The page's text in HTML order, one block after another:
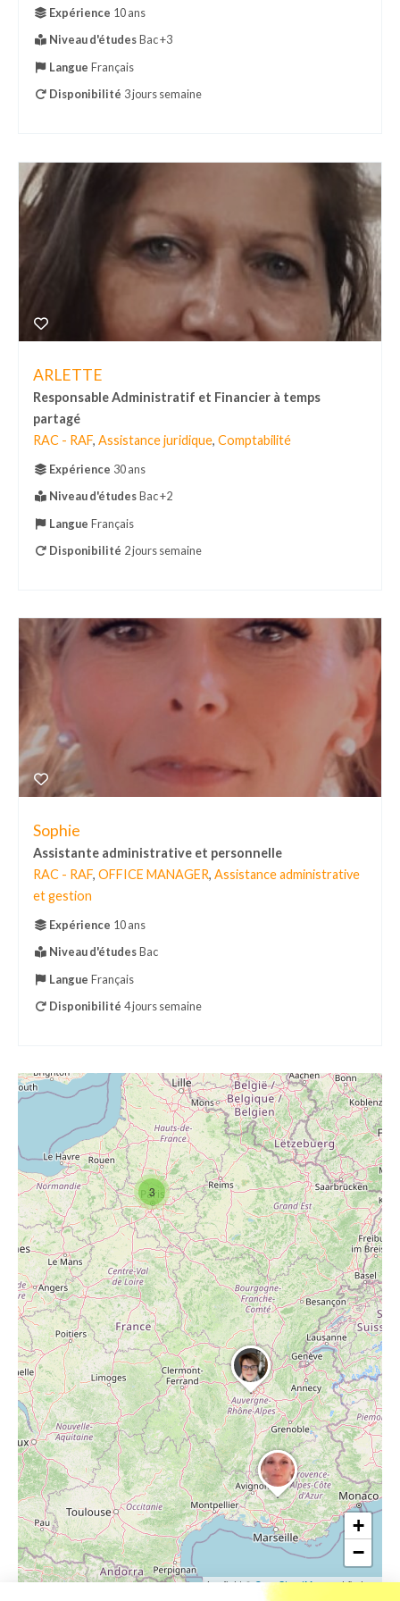
Expérience 10 ans
Niveau d'études Bac +3
Langue Français
Disponibilité 3 jours semaine
ARLETTE
Responsable Administratif et Financier à temps
partagé
RAC - RAF, Assistance juridique, Comptabilité
Expérience 30 ans
Niveau d'étudesBac +2
Langue Français
Disponibilité 2 jours semaine
Sophie
Assistante administrative et personnelle
RAC - RAF, OFFICE MANAGER, Assistance administrative
et gestion
Expérience 10 ans
Niveau d'étudesBac
Langue Français
Disponibilité 4 jours semaine
3
+
−
Leaflet|©OpenStreetMapcontributors